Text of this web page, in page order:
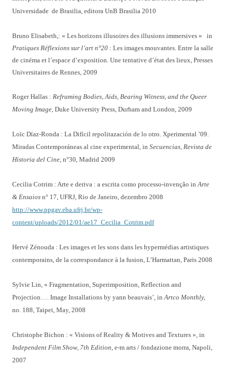
Universidade de Brasilia, editora UnB Brasilia 2010
Bruno Elisabeth,: « Les horizons illusoires des illusions immersives » in
Pratiques Réflexions sur l’art n°20 : Les images mouvantes. Entre la salle
de cinéma et l’espace d’exposition. Une tentative d’état des lieux, Presses
Universitaires de Rennes, 2009
Roger Hallas : Reframing Bodies, Aids, Bearing Witness, and the Queer
Moving Image, Duke University Press, Durham and London, 2009
Loïc Díaz-Ronda : La Difícil repolitazación de lo otro. Xperimental ’09.
Miradas Contemporáneas al cine experimental, in Secuencias, Revista de
Historia del Cine, n°30, Madrid 2009
Cecilia Cotrim : Arte e deriva : a escrita como processo-invenção inArte
& Ensaios n° 17, UFRJ, Rio de Janeiro, dezembro 2008
http://www.ppgav.eba.ufrj.br/wp-
content/uploads/2012/01/ae17_Cecilia_Cotrim.pdf
Hervé Zénouda : Les images et les sons dans les hypermédias artistiques
contemporains, de la correspondance à la fusion, L’Harmattan, Paris 2008
Sylvie Lin, « Fragmentation, Superimposition, Reflection and
Projection…. Image Installations by yann beauvais’, inArtco Monthly,
no. 188, Taipei, May, 2008
Christophe Bichon : « Visions of Reality & Motives and Textures », in
Independent Film Show, 7th Edition, e-m arts / fondazione morra, Napoli,
2007